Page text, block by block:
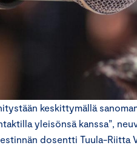
keskittymällä
yleisönsä kanssa”,
dosentti Tuula-Riitta